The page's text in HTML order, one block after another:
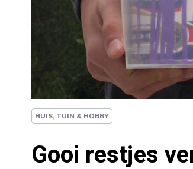
HUIS, TUIN & HOBBY
Gooi restjes